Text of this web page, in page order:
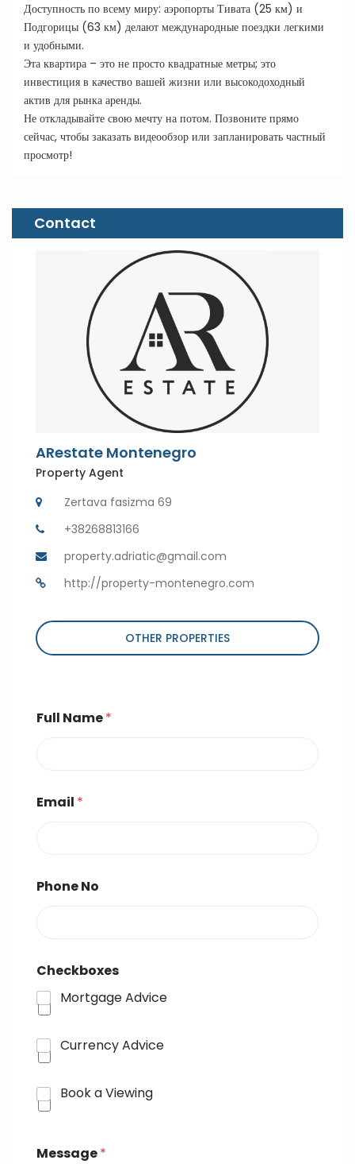
Доступность по всему миру: аэропорты Тивата (25 км) и
Подгорицы (63 км) делают международные поездки легкими
и удобными.
Эта квартира – это не просто квадратные метры; это
инвестиция в качество вашей жизни или высокодоходный
актив для рынка аренды.
Не откладывайте свою мечту на потом. Позвоните прямо
сейчас, чтобы заказать видеообзор или запланировать частный
просмотр!
Contact
ARestate Montenegro
Property Agent
Zertava fasizma 69
+38268813166
property.adriatic@gmail.com
http://property-montenegro.com
OTHER PROPERTIES
Full Name*
Email *
Phone No
Checkboxes
Mortgage Advice
Currency Advice
Book a Viewing
Message*